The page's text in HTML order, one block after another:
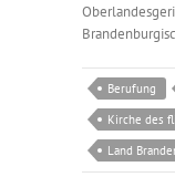
Berufung
Kirche des
e.V.
Land